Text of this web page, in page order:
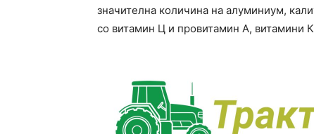
значителна количина на алуминиум,
со витамин Ц и провитамин А, витамини